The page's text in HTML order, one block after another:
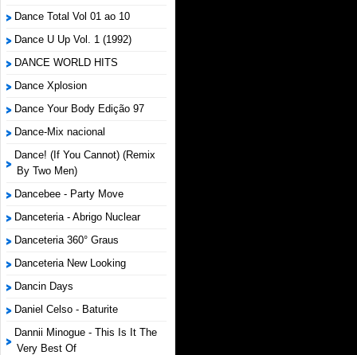
Dance Total Vol 01 ao 10
Dance U Up Vol. 1 (1992)
DANCE WORLD HITS
Dance Xplosion
Dance Your Body Edição 97
Dance-Mix nacional
Dance! (If You Cannot) (Remix
By Two Men)
Dancebee - Party Move
Danceteria - Abrigo Nuclear
Danceteria 360° Graus
Danceteria New Looking
Dancin Days
Daniel Celso - Baturite
Dannii Minogue - This Is It The
Very Best Of